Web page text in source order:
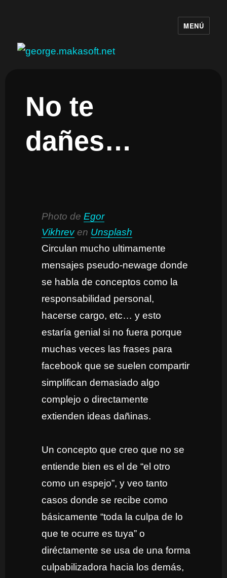
MENÚ
No te
dañes…
Photo deEgor
Vikhreven Unsplash
Circulan mucho ultimamente
mensajes pseudo-newage donde
se habla de conceptos como la
responsabilidad personal,
hacerse cargo, etc… y esto
estaría genial si no fuera porque
muchas veces las frases para
facebook que se suelen compartir
simplifican demasiado algo
complejo o directamente
extienden ideas dañinas.
Un concepto que creo que no se
entiende bien es el de “el otro
como un espejo”, y veo tanto
casos donde se recibe como
básicamente “toda la culpa de lo
que te ocurre es tuya” o
diréctamente se usa de una forma
culpabilizadora hacia los demás,